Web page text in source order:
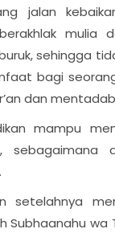
jalan
mulia
sehingga
bagi
dan
mampu
sebagaimana
setelahnya
Subhaanahu wa